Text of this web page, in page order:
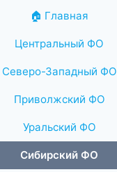
🏠 Главная
Центральный ФО
Северо-Западный ФО
Приволжский ФО
Уральский ФО
Сибирский ФО